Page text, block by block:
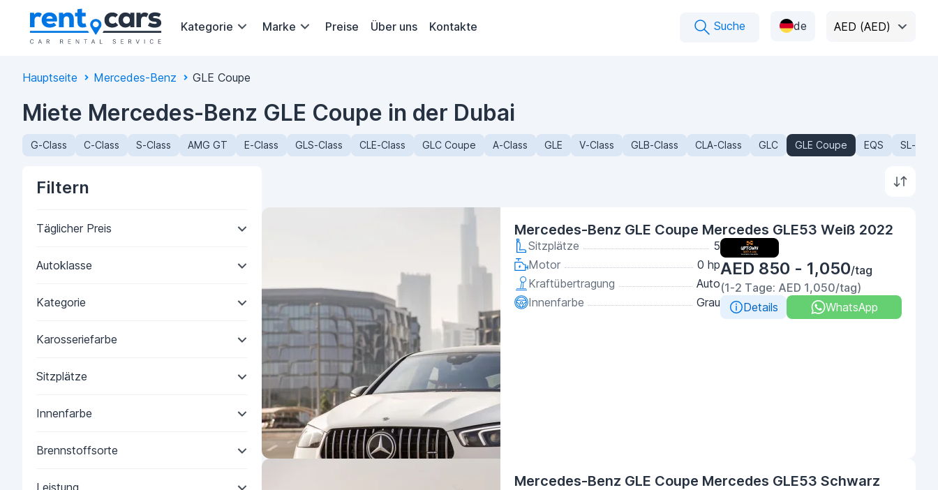
Kategorie Marke Preise Über uns Kontakte Suche de AED (AED)
Hauptseite Mercedes-Benz GLE Coupe
Miete Mercedes-Benz GLE Coupe in der Dubai
G-Class C-Class S-Class AMG GT E-Class GLS-Class CLE-Class GLC Coupe A-Class GLE V-Class GLB-Class CLA-Class GLC GLE Coupe EQS SL-
Filtern
Täglicher Preis
Autoklasse
Kategorie
Karosseriefarbe
Sitzplätze
Innenfarbe
Brennstoffsorte
Leistung
Mercedes-Benz GLE Coupe Mercedes GLE53 Weiß 2022
Sitzplätze
5
Motor
0 hp
Kraftübertragung
Auto
Innenfarbe
Grau
AED 850 - 1,050/tag
(1-2 Tage: AED 1,050/tag)
Details
WhatsApp
Mercedes-Benz GLE Coupe Mercedes GLE53 Schwarz